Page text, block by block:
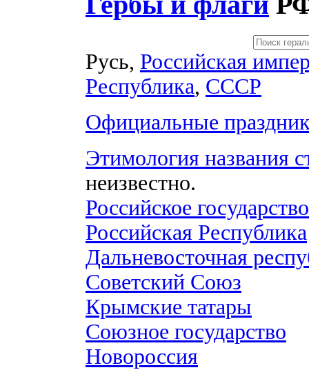
Русь, Российская
Республика, СССР
Официальные
Этимология названия
неизвестно.
Российское государство
Российская Республика
Дальневосточная
Советский Союз
Крымские татары
Союзное государство
Новороссия